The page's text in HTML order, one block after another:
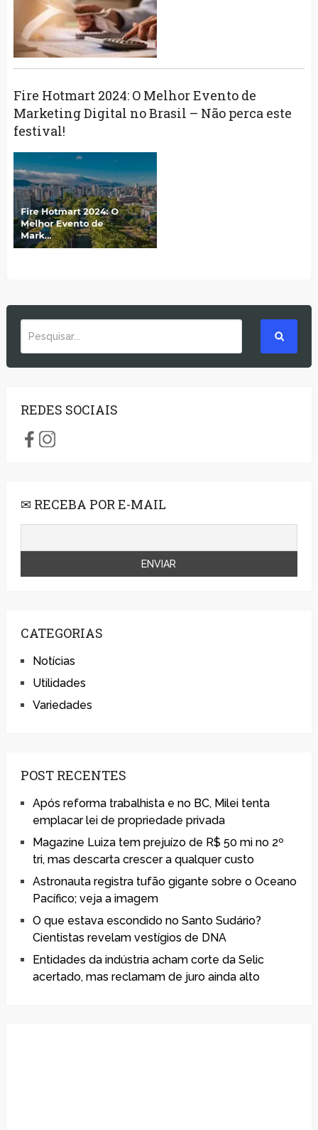
Fire Hotmart 2024: O Melhor Evento de
Marketing Digital no Brasil – Não perca este
festival!
REDES SOCIAIS
✉ RECEBA POR E-MAIL
CATEGORIAS
Notícias
Utilidades
Variedades
POST RECENTES
Após reforma trabalhista e no BC, Milei tenta
emplacar lei de propriedade privada
Magazine Luiza tem prejuízo de R$ 50 mi no 2º
tri, mas descarta crescer a qualquer custo
Astronauta registra tufão gigante sobre o Oceano
Pacífico; veja a imagem
O que estava escondido no Santo Sudário?
Cientistas revelam vestígios de DNA
Entidades da indústria acham corte da Selic
acertado, mas reclamam de juro ainda alto